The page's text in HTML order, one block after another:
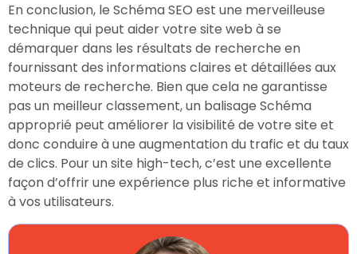
En conclusion, le Schéma SEO est une merveilleuse
technique qui peut aider votre site web à se
démarquer dans les résultats de recherche en
fournissant des informations claires et détaillées aux
moteurs de recherche. Bien que cela ne garantisse
pas un meilleur classement, un balisage Schéma
approprié peut améliorer la visibilité de votre site et
donc conduire à une augmentation du trafic et du taux
de clics. Pour un site high-tech, c’est une excellente
façon d’offrir une expérience plus riche et informative
à vos utilisateurs.